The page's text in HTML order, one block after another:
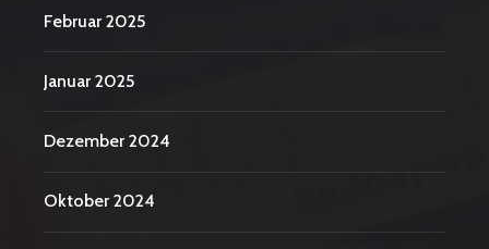
Februar 2025
Januar 2025
Dezember 2024
Oktober 2024